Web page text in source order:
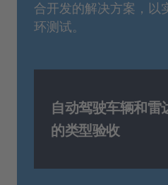
合开发的解决方案，以
环测试。
自动驾驶车辆和雷
的类型验收